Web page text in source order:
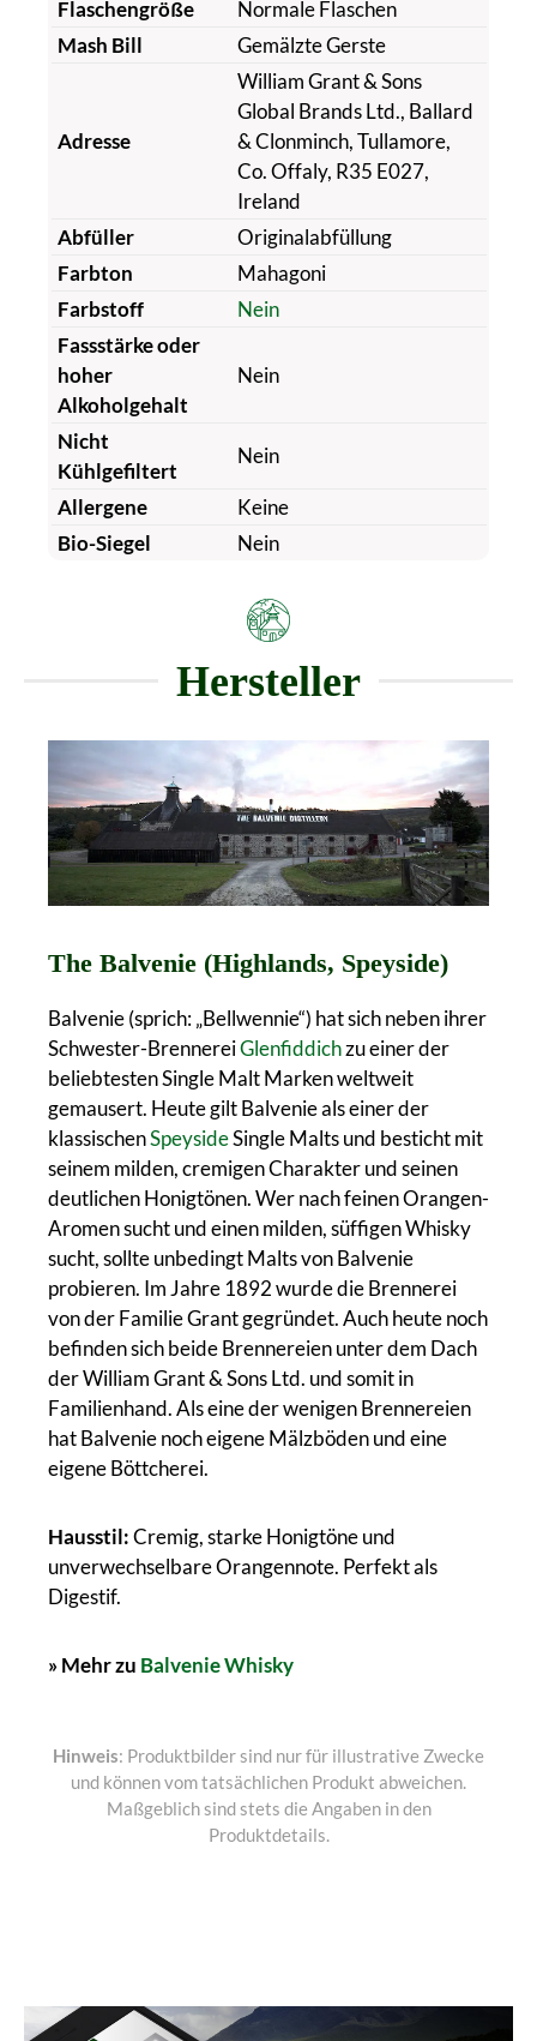
Flaschengröße
Normale Flaschen
Mash Bill
Gemälzte Gerste
Adresse
William Grant & Sons
Global Brands Ltd., Ballard
& Clonminch, Tullamore,
Co. Offaly, R35 E027,
Ireland
Abfüller
Originalabfüllung
Farbton
Mahagoni
Farbstoff
Nein
Fassstärke oder
hoher
Alkoholgehalt
Nein
Nicht
Kühlgefiltert
Nein
Allergene
Keine
Bio-Siegel
Nein
Hersteller
The Balvenie (Highlands, Speyside)
Balvenie (sprich: „Bellwennie“) hat sich neben ihrer
Schwester-BrennereiGlenfiddichzu einer der
beliebtesten Single Malt Marken weltweit
gemausert. Heute gilt Balvenie als einer der
klassischenSpeysideSingle Malts und besticht mit
seinem milden, cremigen Charakter und seinen
deutlichen Honigtönen. Wer nach feinen Orangen-
Aromen sucht und einen milden, süffigen Whisky
sucht, sollte unbedingt Malts von Balvenie
probieren. Im Jahre 1892 wurde die Brennerei
von der Familie Grant gegründet. Auch heute noch
befinden sich beide Brennereien unter dem Dach
der William Grant & Sons Ltd. und somit in
Familienhand. Als eine der wenigen Brennereien
hat Balvenie noch eigene Mälzböden und eine
eigene Böttcherei.
Hausstil:Cremig, starke Honigtöne und
unverwechselbare Orangennote. Perfekt als
Digestif.
» Mehr zu Balvenie Whisky
Hinweis: Produktbilder sind nur für illustrative Zwecke
und können vom tatsächlichen Produkt abweichen.
Maßgeblich sind stets die Angaben in den
Produktdetails.